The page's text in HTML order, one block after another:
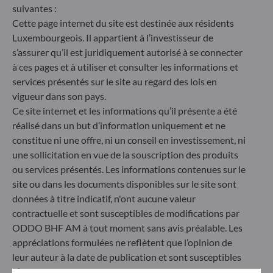
ne prend pas en compte les risques de durabilité ou
les effets négatifs des décisions d'investissement
sur les facteurs de durabilité dans le processus de
décision d'investissement. Article 8 : L'équipe de
gestion traite les risques de durabilité en intégrant
des critères ESG (Environnement et/ou Social et/ou
Gouvernance) dans son processus de décision
d'investissement. Article 9 : L'équipe de gestion suit
un objectif d'investissement durable strict qui
contribue de manière significative aux défis de la
transition écologique, et traite les risques de
durabilité par le biais de notations fournies par le
fournisseur externe de données ESG de la société
de gestion
suivantes :
Cette page internet du site est destinée aux résidents
Luxembourgeois. Il appartient à l’investisseur de
s’assurer qu’il est juridiquement autorisé à se connecter
à ces pages et à utiliser et consulter les informations et
services présentés sur le site au regard des lois en
vigueur dans son pays.
Ce site internet et les informations qu’il présente a été
réalisé dans un but d’information uniquement et ne
constitue ni une offre, ni un conseil en investissement, ni
une sollicitation en vue de la souscription des produits
ou services présentés. Les informations contenues sur le
site ou dans les documents disponibles sur le site sont
données à titre indicatif, n'ont aucune valeur
contractuelle et sont susceptibles de modifications par
ODDO BHF AM à tout moment sans avis préalable. Les
appréciations formulées ne reflètent que l’opinion de
leur auteur à la date de publication et sont susceptibles